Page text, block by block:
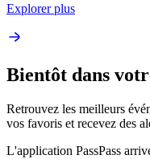
Explorer plus
Bientôt dans
Retrouvez les meilleurs
vos favoris et recevez des
L'application PassPass